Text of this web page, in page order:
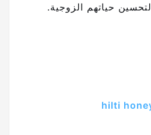
لتحسين حياتهم الزوجية.